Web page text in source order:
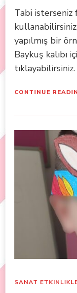
Tabi isterseniz
yapılmış bir
Baykuş kalıbı
tıklayabilirsiniz.
CONTINUE
SANAT